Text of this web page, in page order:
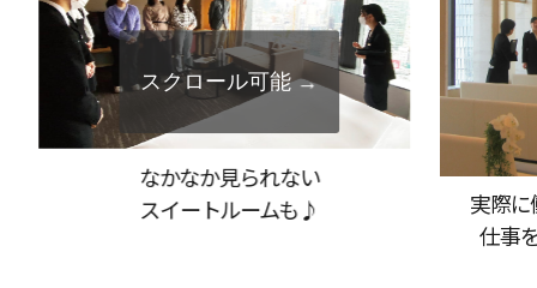
なかなか見られない
スイートルームも♪
実際
仕事